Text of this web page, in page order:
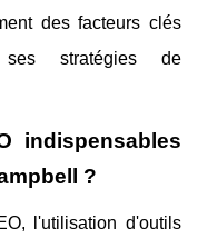
des facteurs clés
stratégies de
indispensables
?
l'utilisation d'outils